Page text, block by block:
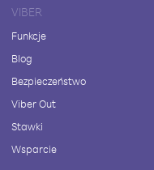
VIBER
Funkcje
Blog
Bezpieczeństwo
Viber Out
Stawki
Wsparcie